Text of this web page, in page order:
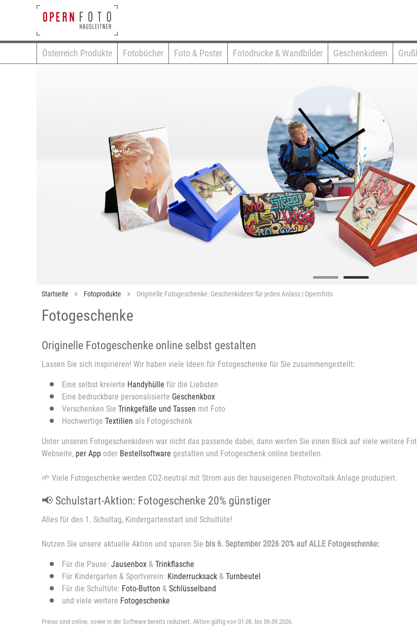
Österreich Produkte Fotobücher Foto & Poster Fotodrucke & Wandbilder Geschenkideen
Startseite Fotoprodukte Originelle Fotogeschenke: Geschenkideen für jeden Anlass | Opernfoto
Fotogeschenke
Originelle Fotogeschenke online selbst gestalten
Lassen Sie sich inspirieren! Wir haben viele Ideen für Fotogeschenke für Sie zusammengestellt:
Eine selbst kreierte Handyhülle für die Liebsten
Eine bedruckbare personalisierte Geschenkbox
Verschenken Sie Trinkgefäße und Tassen mit Foto
Hochwertige Textilien als Fotogeschenk
Unter unseren Fotogeschenkideen war nicht das passende dabei, dann werfen Sie einen Blick auf viele weitere
Webseite, per App oder Bestellsoftware gestalten und Fotogeschenk online bestellen.
🌱 Viele Fotogeschenke werden CO2-neutral mit Strom aus der hauseigenen Photovoltaik Anlage produziert.
📢 Schulstart-Aktion: Fotogeschenke 20% günstiger
Alles für den 1. Schultag, Kindergartenstart und Schultüte!
Nutzen Sie unsere aktuelle Aktion und sparen Sie bis 6. September 2026 20% auf ALLE Fotogeschenke:
Für die Pause: Jausenbox & Trinkflasche
Für Kindergarten & Sportverein: Kinderrucksack & Turnbeutel
Für die Schultüte: Foto-Button & Schlüsselband
und viele weitere Fotogeschenke
Preise sind online, sowie in der Software bereits reduziert. Aktion gültig von 01.08. bis 06.09.2026.